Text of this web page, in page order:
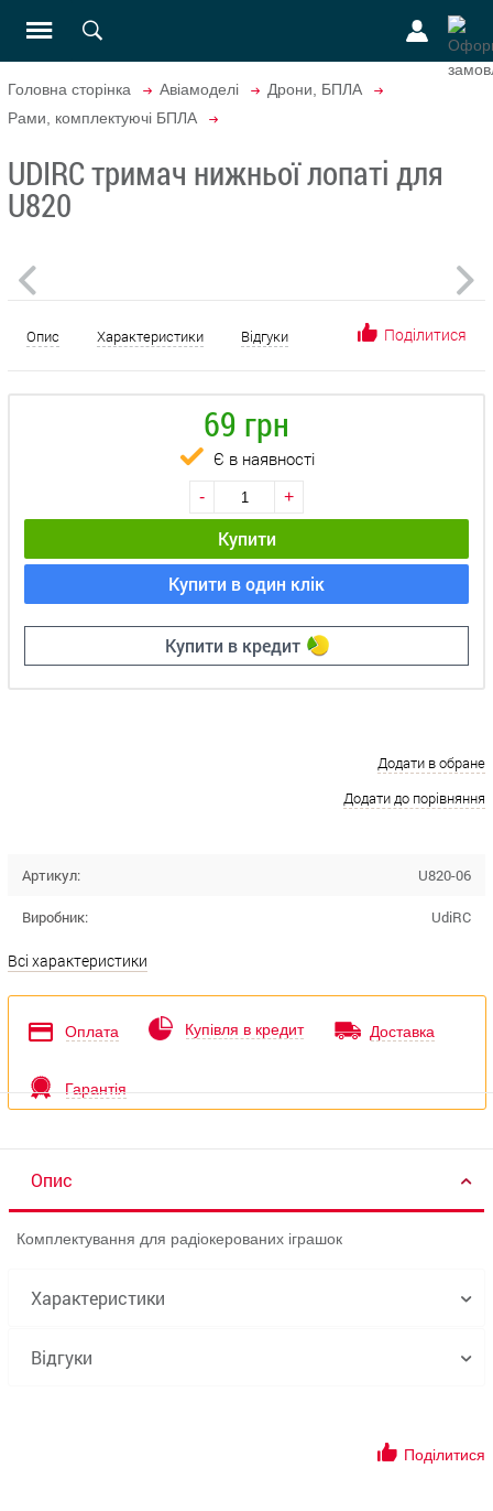
Головна сторінка Авіамоделі
Дрони, БПЛА
Рами, комплектуючі БПЛА
UDIRC тримач нижньої лопаті для
U820
Опис Характеристики Відгуки Поділитися
69 грн
Є в наявності
- +
Купити
Купити в один клік
Купити в кредит
Додати в обране
Додати до порівняння
Артикул: U820-06
Виробник: UdiRC
Всі характеристики
Оплата Купівля в кредит Доставка
Гарантія
Опис
Комплектування для радіокерованих іграшок
Характеристики
Відгуки
Поділитися